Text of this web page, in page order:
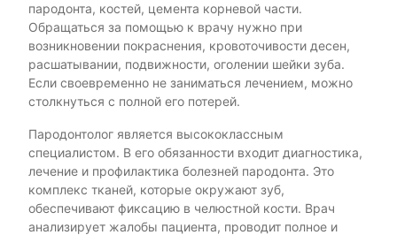
пародонта, костей, цемента корневой части.
Обращаться за помощью к врачу нужно при
возникновении покраснения, кровоточивости десен,
расшатывании, подвижности, оголении шейки зуба.
Если своевременно не заниматься лечением, можно
столкнуться с полной его потерей.
Пародонтолог является высококлассным
специалистом. В его обязанности входит диагностика,
лечение и профилактика болезней пародонта. Это
комплекс тканей, которые окружают зуб,
обеспечивают фиксацию в челюстной кости. Врач
анализирует жалобы пациента, проводит полное и